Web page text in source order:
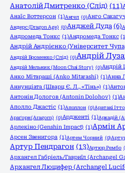
Анатолій Дмитренко (Слід) (11)
Анаїс Воттерсон (1)Ангел (0)Анго
Андерс (Dragon Age) (0)Анджей Дуда (6)
Андромеда Тонкс (1)Андромеда Тонкс
Андрій Андрієнко (Університет
Андрій Броменко (Слід) (0)Андрій
Андрій Мельник (Moon Chai Story) (0)Андрій
Анко Мітараші (Anko Mitarashi) (1)Анна
Аннунціата (Шварц Є. Л., «Тінь») (1)
Антонін Дологов (Antonin Dolohov) (1)
Аполло Джастіс (1)Аполлон (0)Аратакі Ітто
Араґорн (Aragorn) (0)Ардженті (1)Аркадій
Арлекіно (Genshin Impact) (1)Армін
Арсен Звенигора (1)Артем Чорний (0)
Артур Пендрагон (13)Артюр Рембо
Архангел Габріель/Гавриїл (Archangel
Архангел Люцифер (Archangel